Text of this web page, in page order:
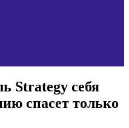
Strategy себя
спасет только